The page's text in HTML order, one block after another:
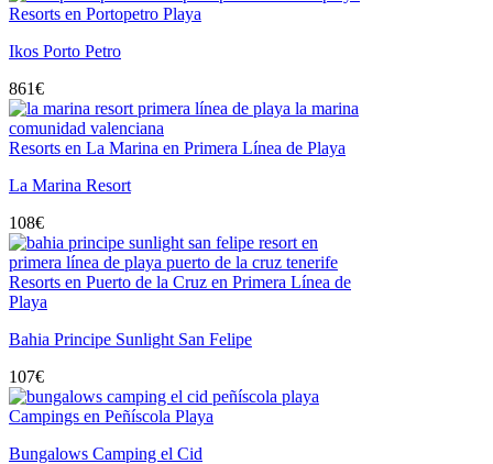
Resorts en Portopetro Playa
Ikos Porto Petro
861€
Resorts en La Marina en Primera Línea de Playa
La Marina Resort
108€
Resorts en Puerto de la Cruz en Primera Línea de
Playa
Bahia Principe Sunlight San Felipe
107€
Campings en Peñíscola Playa
Bungalows Camping el Cid